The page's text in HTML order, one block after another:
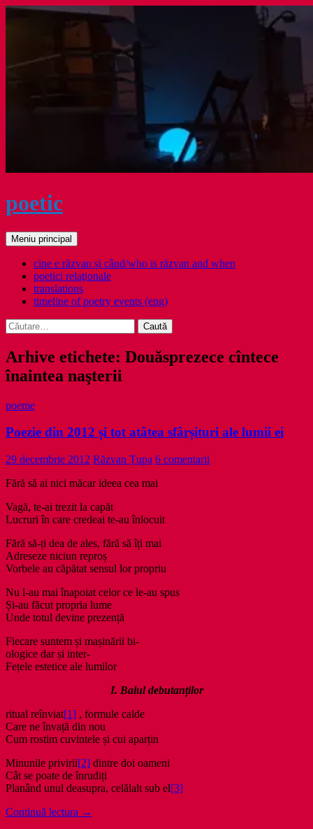
poetic
Caută
Meniu principal
cine e răzvan și când/who is răzvan and when
poetici relaţionale
translations
timeline of poetry events (eng)
Caută
după:
Arhive etichete: Douăsprezece cîntece
înaintea naşterii
poeme
Poezie din 2012 și tot atâtea sfârșituri ale lumii ei
29 decembrie 2012 Răzvan Țupa 6 comentarii
Fără să ai nici măcar ideea cea mai
Vagă, te-ai trezit la capăt
Lucruri în care credeai te-au înlocuit
Fără să-ți dea de ales, fără să îți mai
Adreseze niciun reproș
Vorbele au căpătat sensul lor propriu
Nu l-au mai înapoiat celor ce le-au spus
Și-au făcut propria lume
Unde totul devine prezență
Fiecare suntem și mașinării bi-
ologice dar și inter-
Fețele estetice ale lumilor
I. Balul debutanților
ritual reînviat[1] , formule calde
Care ne învață din nou
Cum rostim cuvintele și cui aparțin
Minunile privirii[2] dintre doi oameni
Cât se poate de înrudiți
Planând unul deasupra, celălalt sub el[3]
Continuă lectura Poezie
→